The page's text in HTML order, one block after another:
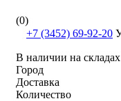
(0)
+7 (3452) 69-92-20
В наличии на складах
Город
Доставка
Количество